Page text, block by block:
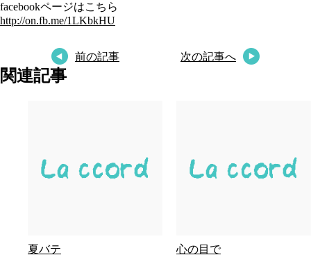
facebookページはこちら
http://on.fb.me/1LKbkHU
前の記事 次の記事へ
関連記事
夏バテ 心の目で